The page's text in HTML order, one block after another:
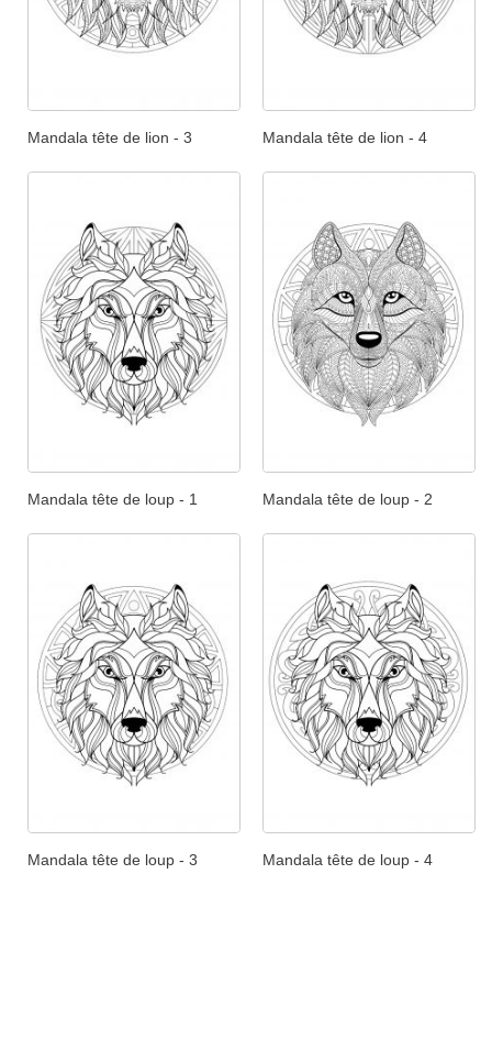
Mandala tête de lion - 3 Mandala tête de lion - 4
Mandala tête de loup - 1 Mandala tête de loup - 2
Mandala tête de loup - 3 Mandala tête de loup - 4